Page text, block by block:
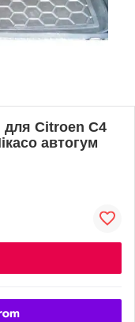
для Citroen C4
автогум